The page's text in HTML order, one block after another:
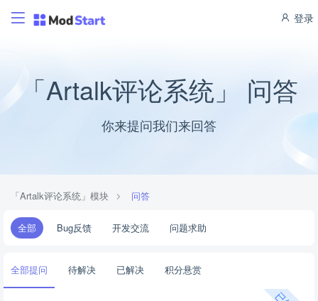
登录
「Artalk评论系统」 问答
你来提问我们来回答
「Artalk评论系统」模块 问答
全部 Bug反馈 开发交流 问题求助
全部提问 待解决 已解决 积分悬赏